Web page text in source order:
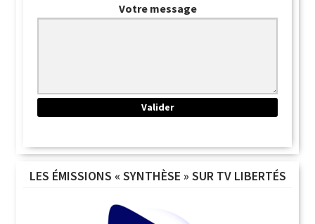
Votre message
LES ÉMISSIONS « SYNTHÈSE » SUR TV LIBERTÉS